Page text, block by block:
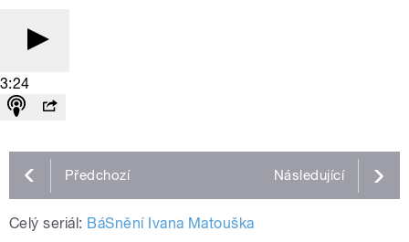
3:24
Předchozí Následující
Celý seriál: BáSnění Ivana Matouška